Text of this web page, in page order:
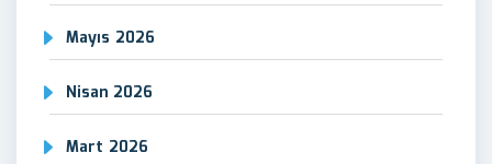
Mayıs 2026
Nisan 2026
Mart 2026